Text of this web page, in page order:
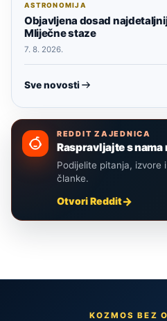
ASTRONOMIJA
Objavljena dosad
Mliječne staze
7. 8. 2026.
Sve novosti
REDDIT ZAJEDNICA
Raspravljajte s
Podijelite pitanja, izvore
članke.
Otvori Reddit
KOZMOS BEZ